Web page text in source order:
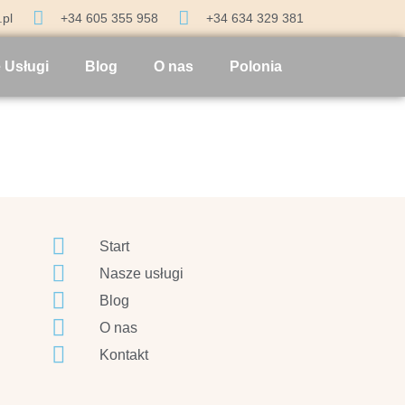
+34 605 355 958 +34 634 329 381​
Usługi Blog O nas Polonia
Start
Nasze usługi
Blog
O nas
Kontakt